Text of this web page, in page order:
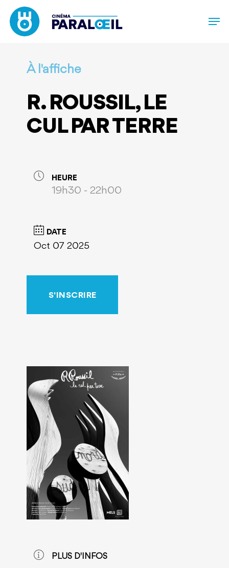
main
À l'affiche
R. ROUSSIL, LE
CUL PAR TERRE
HEURE
19h30 - 22h00
DATE
Oct 07 2025
S'INSCRIRE
PLUS D'INFOS